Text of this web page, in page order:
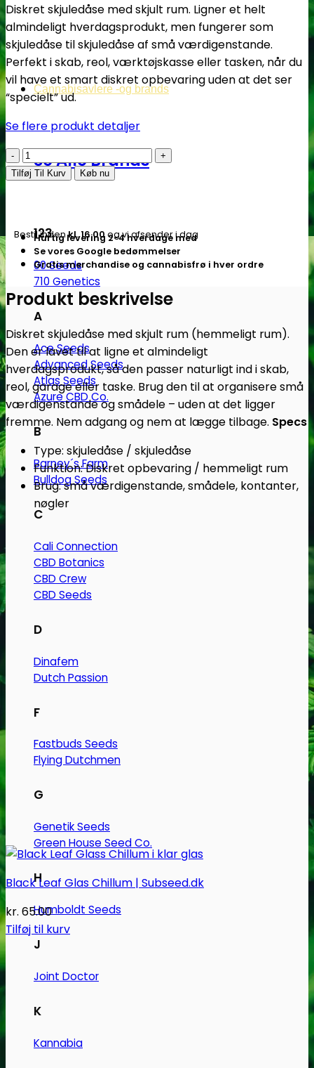
Cannabisavlere -og brands
Se Alle Brands
123
00 Seeds
710 Genetics
A
Ace Seeds
Advanced Seeds
Atlas Seeds
Azure CBD Co.
B
Barney´s Farm
Bulldog Seeds
C
Cali Connection
CBD Botanics
CBD Crew
CBD Seeds
D
Dinafem
Dutch Passion
F
Fastbuds Seeds
Flying Dutchmen
G
Genetik Seeds
Green House Seed Co.
H
Humboldt Seeds
J
Joint Doctor
K
Kannabia
Diskret skjuledåse med skjult rum. Ligner et helt
almindeligt hverdagsprodukt, men fungerer som
skjuledåse til skjuledåse af små værdigenstande.
Perfekt i skab, reol, værktøjskasse eller tasken, når du
vil have et smart diskret opbevaring uden at det ser
“specielt” ud.
Se flere produkt detaljer
Skjulekasse
–
Nurse
washing
foam)
Subseed.dk
antal
Tilføj Til Kurv Køb nu
Bestil indenkl. 16.00og vi afsender i dag
Hurtig levering 2-4 hverdage med
Se vores Google bedømmelser
Gratis merchandise og cannabisfrø i hver ordre
Produkt beskrivelse
Diskret skjuledåse med skjult rum (hemmeligt rum).
Den er lavet til at ligne et almindeligt
hverdagsprodukt, så den passer naturligt ind i skab,
reol, garage eller taske. Brug den til at organisere små
værdigenstande og smådele – uden at det ligger
fremme. Nem adgang og nem at lægge tilbage. Specs
Type: skjuledåse / skjuledåse
Funktion: Diskret opbevaring / hemmeligt rum
Brug: små værdigenstande, smådele, kontanter,
nøgler
Black Leaf Glas Chillum | Subseed.dk
kr. 65.00
Tilføj til kurv